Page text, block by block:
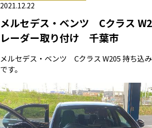
2021.12.22
メルセデス・ベンツ Cクラス
レーダー取り付け 千葉市
メルセデス・ベンツ Cクラス W205 持ち込
です。